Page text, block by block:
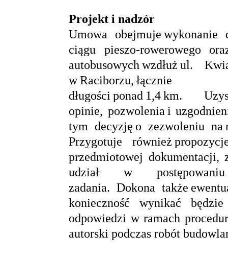
Projekt i nadzór
Umowa obejmuje
ciągu pieszo-rowerowego
autobusowych wzdłuż ul.
w Raciborzu,
długości ponad 1,4 km.
opinie, pozwolenia i
tym decyzję o zezwoleniu
Przygotuje również
przedmiotowej dokumentacji,
udział w
zadania. Dokona także
konieczność wynikać
odpowiedzi w ramach
autorski podczas robót